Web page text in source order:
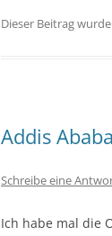
Dieser Beitrag
Addis
Schreibe eine
Ich habe mal die